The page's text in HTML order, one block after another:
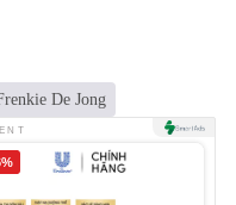
De Jong